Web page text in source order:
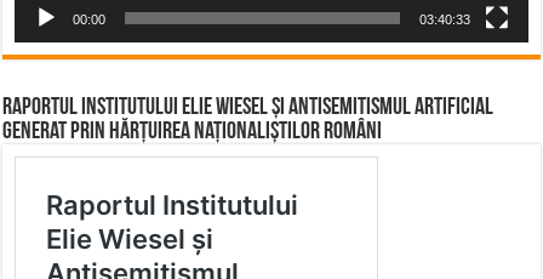
00:00 03:40:33
Raportul Institutului Elie Wiesel și Antisemitismul Artificial
Generat prin Hărțuirea Naționaliștilor Români